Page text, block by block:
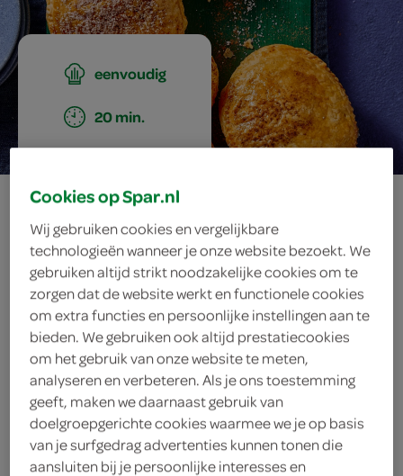
eenvoudig
20 min.
appelkoeken met
kaneelsuiker
ingrediënten
theelepel kaneel
1 ei
Cookies op Spar.nl
Wij gebruiken cookies en vergelijkbare
technologieën wanneer je onze website bezoekt. We
gebruiken altijd strikt noodzakelijke cookies om te
zorgen dat de website werkt en functionele cookies
om extra functies en persoonlijke instellingen aan te
bieden. We gebruiken ook altijd prestatiecookies
om het gebruik van onze website te meten,
analyseren en verbeteren. Als je ons toestemming
geeft, maken we daarnaast gebruik van
doelgroepgerichte cookies waarmee we je op basis
van je surfgedrag advertenties kunnen tonen die
aansluiten bij je persoonlijke interesses en